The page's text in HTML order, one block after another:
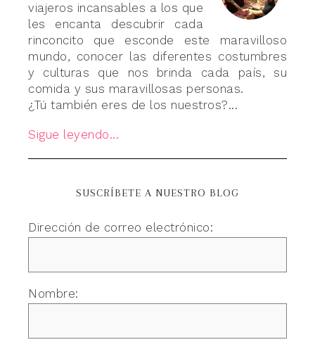
viajeros incansables a los que
les encanta descubrir cada
rinconcito que esconde este maravilloso
mundo, conocer las diferentes costumbres
y culturas que nos brinda cada país, su
comida y sus maravillosas personas.
¿Tú también eres de los nuestros?...
Sigue leyendo...
SUSCRÍBETE A NUESTRO BLOG
Dirección de correo electrónico:
Nombre: